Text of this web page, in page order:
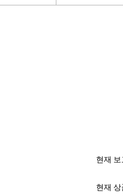
현재
현재